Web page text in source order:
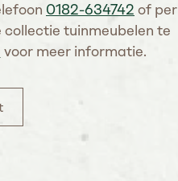
0182-634742 of per
collectie tuinmeubelen te
voor meer informatie.